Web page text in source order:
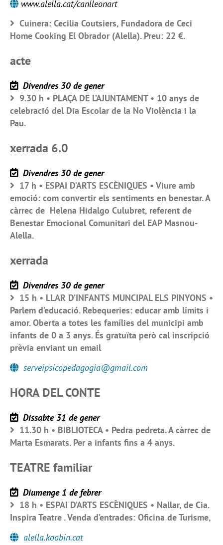
www.alella.cat/canlleonart
Cuinera: Cecilia Coutsiers, Fundadora de Ceci
Home Cooking El Obrador (Alella). Preu: 22 €.
acte
Divendres 30 de gener
9.30 h • PLAÇA DE L’AJUNTAMENT • 10 anys de
celebració del Dia Escolar de la No Violència i la
Pau.
xerrada 6.0
Divendres 30 de gener
17 h • ESPAI D’ARTS ESCÈNIQUES • Viure amb
emoció: com convertir els sentiments en benestar. A
càrrec de Helena Hidalgo Culubret, referent de
Benestar Emocional Comunitari del EAP Masnou-
Alella.
xerrada
Divendres 30 de gener
15 h • LLAR D’INFANTS MUNCIPAL ELS PINYONS •
Parlem d’educació. Rebequeries: educar amb límits i
amor. Oberta a totes les famílies del municipi amb
infants de 0 a 3 anys. És gratuïta però cal inscripció
prèvia enviant un email
serveipsicopedagogia@gmail.com
HORA DEL CONTE
Dissabte 31 de gener
11.30 h • BIBLIOTECA • Pedra pedreta. A càrrec de
Marta Esmarats. Per a infants fins a 4 anys.
TEATRE familiar
Diumenge 1 de febrer
18 h • ESPAI D’ARTS ESCÈNIQUES • Nallar, de Cia.
Inspira Teatre . Venda d’entrades: Oficina de Turisme,
alella.koobin.cat